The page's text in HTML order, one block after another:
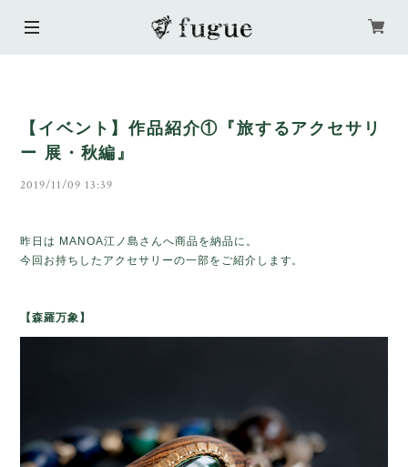
【イベント】作品紹介①『旅するアクセサリ
ー 展・秋編』
2019/11/09 13:39
昨日は MANOA江ノ島さんへ商品を納品に。
今回お持ちしたアクセサリーの一部をご紹介します。
【森羅万象 】